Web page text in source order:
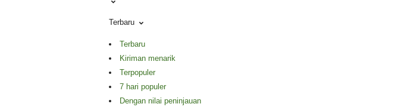
Terbaru
Terbaru
Kiriman menarik
Terpopuler
7 hari populer
Dengan nilai peninjauan